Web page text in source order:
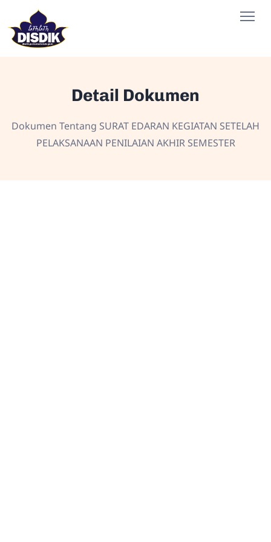
Detail Dokumen
Dokumen Tentang SURAT EDARAN KEGIATAN SETELAH
PELAKSANAAN PENILAIAN AKHIR SEMESTER